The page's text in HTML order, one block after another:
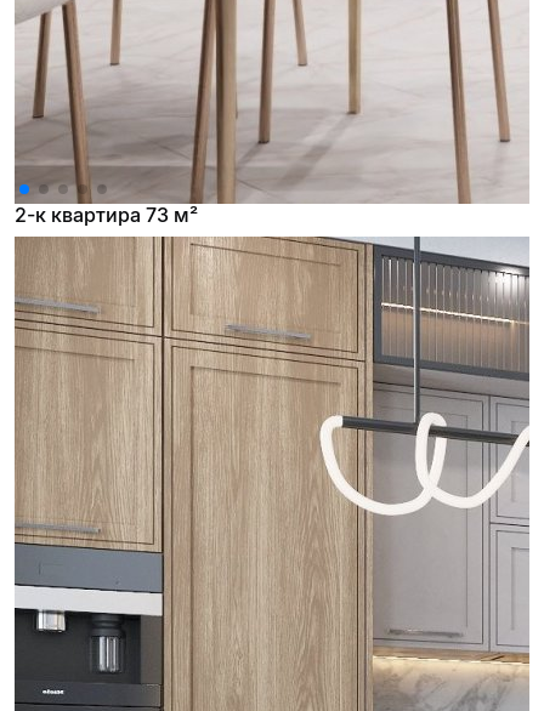
2-к квартира 73 м²